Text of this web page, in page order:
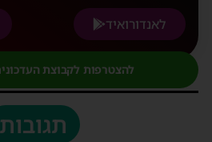
לאנדורואיד
להצטרפות לקבוצת
תגובות